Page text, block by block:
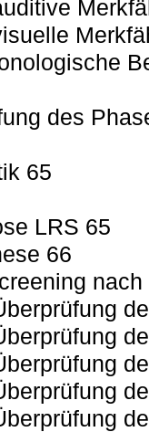
des
65
LRS 65
66